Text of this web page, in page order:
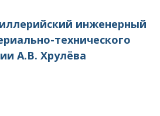
инженерный
технического
А.В. Хрулёва